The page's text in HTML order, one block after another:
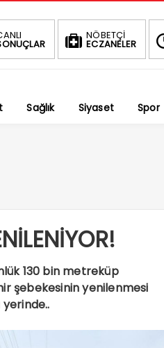
NÖBETÇİ
ECZANELER
47,6930
EURO
% 55,1723
Sağlık Siyaset Spor
130 bin metreküp
şebekesinin yenilenmesi
yerinde..